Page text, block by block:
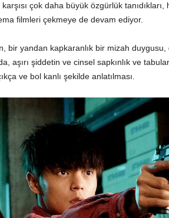
çok daha büyük özgürlük
filmleri çekmeye de devam ediyor.
bir yandan kapkaranlık bir mizah
aşırı şiddetin ve cinsel sapkınlık ve
ve bol kanlı şekilde anlatılması.